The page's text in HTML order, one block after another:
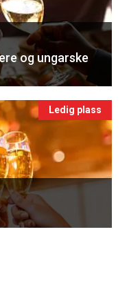
og ungarske
Ledig plass